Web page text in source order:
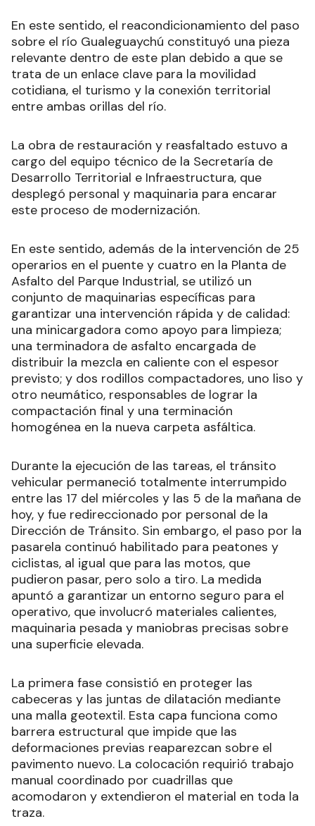
En este sentido, el reacondicionamiento del paso
sobre el río Gualeguaychú constituyó una pieza
relevante dentro de este plan debido a que se
trata de un enlace clave para la movilidad
cotidiana, el turismo y la conexión territorial
entre ambas orillas del río.
La obra de restauración y reasfaltado estuvo a
cargo del equipo técnico de la Secretaría de
Desarrollo Territorial e Infraestructura, que
desplegó personal y maquinaria para encarar
este proceso de modernización.
En este sentido, además de la intervención de 25
operarios en el puente y cuatro en la Planta de
Asfalto del Parque Industrial, se utilizó un
conjunto de maquinarias específicas para
garantizar una intervención rápida y de calidad:
una minicargadora como apoyo para limpieza;
una terminadora de asfalto encargada de
distribuir la mezcla en caliente con el espesor
previsto; y dos rodillos compactadores, uno liso y
otro neumático, responsables de lograr la
compactación final y una terminación
homogénea en la nueva carpeta asfáltica.
Durante la ejecución de las tareas, el tránsito
vehicular permaneció totalmente interrumpido
entre las 17 del miércoles y las 5 de la mañana de
hoy, y fue redireccionado por personal de la
Dirección de Tránsito. Sin embargo, el paso por la
pasarela continuó habilitado para peatones y
ciclistas, al igual que para las motos, que
pudieron pasar, pero solo a tiro. La medida
apuntó a garantizar un entorno seguro para el
operativo, que involucró materiales calientes,
maquinaria pesada y maniobras precisas sobre
una superficie elevada.
La primera fase consistió en proteger las
cabeceras y las juntas de dilatación mediante
una malla geotextil. Esta capa funciona como
barrera estructural que impide que las
deformaciones previas reaparezcan sobre el
pavimento nuevo. La colocación requirió trabajo
manual coordinado por cuadrillas que
acomodaron y extendieron el material en toda la
traza.